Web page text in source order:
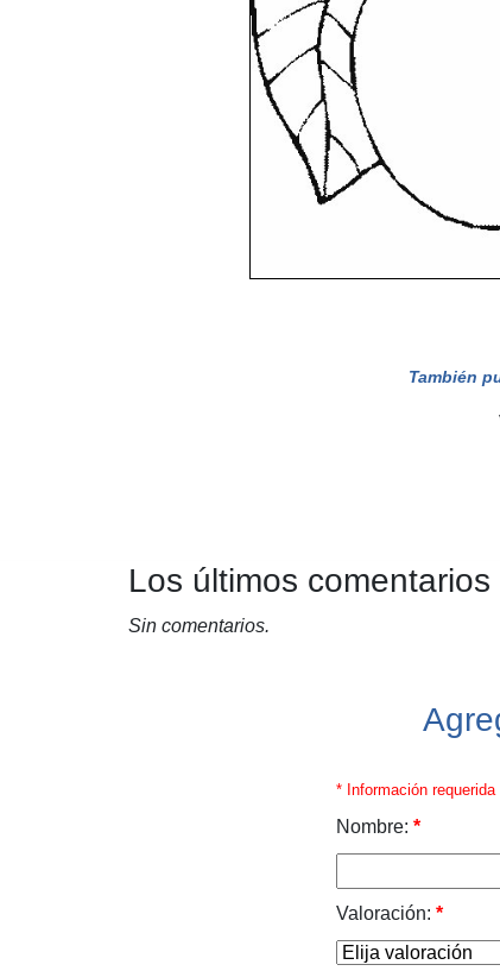
También
Los últimos comentarios
Sin comentarios.
* Información requerida
Nombre: *
Valoración: *